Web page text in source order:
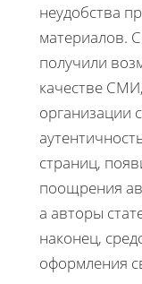
неудобства
материалов.
получили
качестве
организации
страниц,
поощрения
а авторы
наконец,
оформления